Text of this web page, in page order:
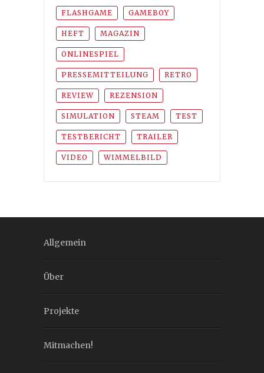
FLASHGAME GAMEBOY
HEFT MAGAZIN
ONLINESPIEL
PRESSEMITTEILUNG RETRO
REVIEW REZENSION
SIMULATION STEAM TEST
TESTBERICHT TRAILER
VIDEO WIMMELBILD
Allgemein
Über
Projekte
Mitmachen!